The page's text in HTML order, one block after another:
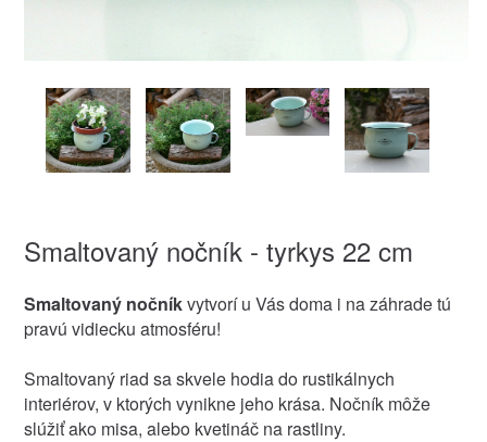
Smaltovaný nočník - tyrkys 22 cm
Smaltovaný nočníkvytvorí u Vás doma i na záhrade tú
pravú vidiecku atmosféru!
Smaltovaný riad sa skvele hodia do rustikálnych
interiérov, v ktorých vynikne jeho krása. Nočník môže
slúžiť ako misa, alebo kvetináč na rastliny.